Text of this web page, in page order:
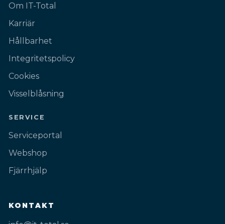
Om IT-Total
Karriär
Hållbarhet
Integritetspolicy
Cookies
Visselblåsning
SERVICE
Serviceportal
Webshop
Fjärrhjälp
KONTAKT